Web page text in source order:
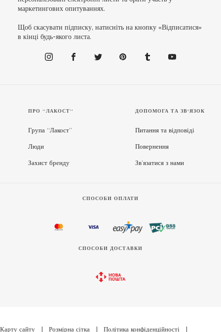
маркетингових опитуваннях.
Щоб скасувати підписку, натисніть на кнопку «Відписатися»
в кінці будь-якого листа.
ПРО “ЛАКОСТ”
Група “Лакост”
Люди
Захист бренду
ДОПОМОГА ТА ЗВ'ЯЗОК
Питання та відповіді
Повернення
Зв’язатися з нами
СПОСОБИ ОПЛАТИ
СПОСОБИ ДОСТАВКИ
Карту сайту Розмірна сітка Політика конфіденційності